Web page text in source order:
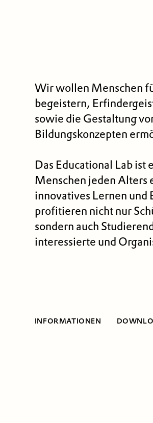
Wir wollen Menschen
begeistern,
sowie die Gestaltung
Bildungskonzepten
Das Educational Lab ist
Menschen jeden Alters
innovatives Lernen
profitieren nicht nur
sondern auch
interessierte und
INFORMATIONEN